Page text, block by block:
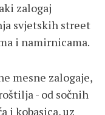
zalogaj
svjetskih street
i namirnicama.
mesne zalogaje,
- od sočnih
i kobasica, uz